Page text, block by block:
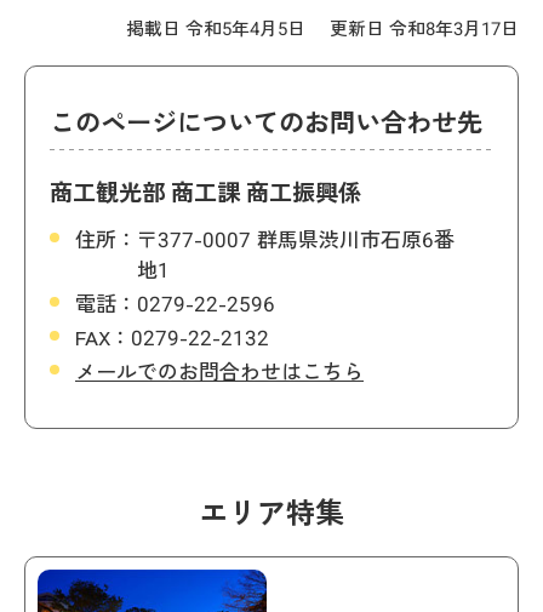
掲載日 令和5年4月5日 更新日 令和8年3月17日
このページについてのお問い合わせ先
商工観光部 商工課 商工振興係
住所： 〒377-0007 群馬県渋川市石原6番
地1
電話： 0279-22-2596
FAX： 0279-22-2132
メールでのお問合わせはこちら
エリア特集